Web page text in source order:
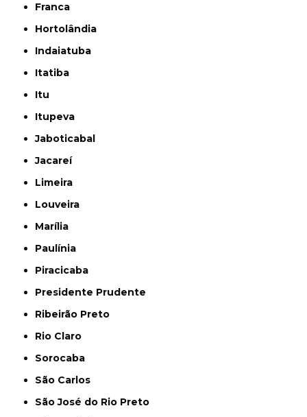
Franca
Hortolândia
Indaiatuba
Itatiba
Itu
Itupeva
Jaboticabal
Jacareí
Limeira
Louveira
Marília
Paulínia
Piracicaba
Presidente Prudente
Ribeirão Preto
Rio Claro
Sorocaba
São Carlos
São José do Rio Preto